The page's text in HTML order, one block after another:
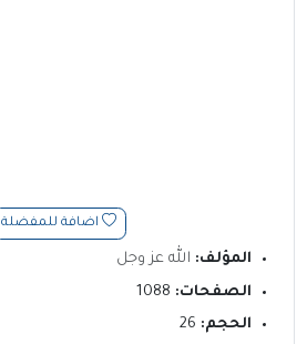
اضافة للمفضلة
المؤلف: الله عز وجل
الصفحات:
الحجم: